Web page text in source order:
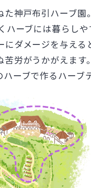
神戸布引ハーブ
ーブには暮らし
ダメージを与え
労がうかがえます
ーブで作るハーブ